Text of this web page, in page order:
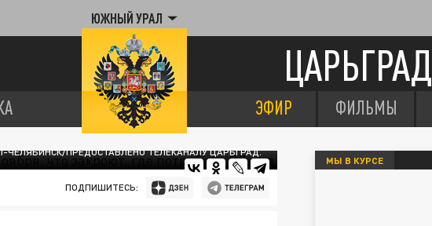
ЮЖНЫЙ УРАЛ
ЦАРЬГРАД
ЭФИР ФИЛЬМЫ
ЧЕЛЯБИНСК/ПРЕДОСТАВЛЕНО ТЕЛЕКАНАЛУ ЦАРЬГРАД.
ПОДПИШИТЕСЬ:
МЫ В КУРСЕ